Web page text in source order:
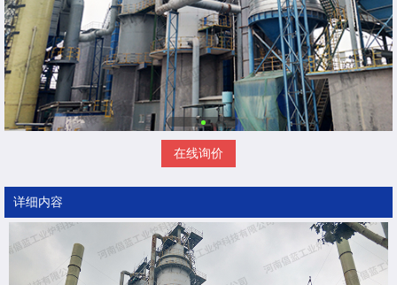
在线询价
详细内容